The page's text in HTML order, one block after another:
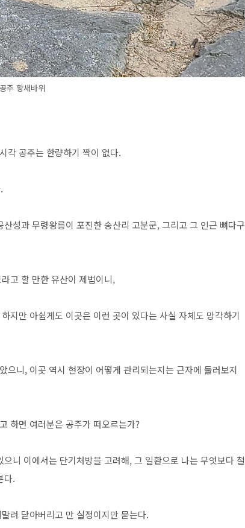
공주 황새바위
각 공주는 한량하기 짝이 없다.
성과 무령왕릉이 포진한 송산리 고분군, 그리고 그 인근 뼈다구
고 할 만한 유산이 제법이니,
지만 아쉽게도 이곳은 이런 곳이 있다는 사실 자체도 망각하기
으니, 이곳 역시 현장이 어떻게 관리되는지는 근자에 둘러보지
하면 여러분은 공주가 떠오르는가?
니 이에서는 단기처방을 고려해, 그 일환으로 나는 무엇보다 철
다.
려 닫아버리고 만 실정이지만 묻는다.